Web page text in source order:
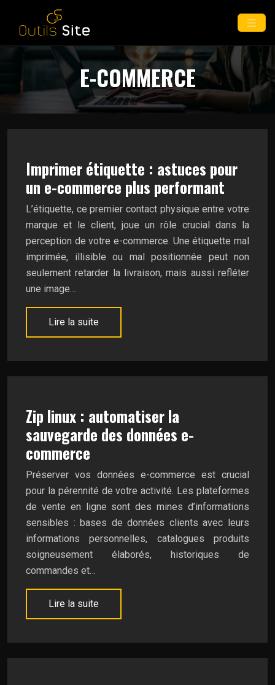
E-COMMERCE
Imprimer étiquette : astuces pour
un e-commerce plus performant
L’étiquette, ce premier contact physique entre votre
marque et le client, joue un rôle crucial dans la
perception de votre e-commerce. Une étiquette mal
imprimée, illisible ou mal positionnée peut non
seulement retarder la livraison, mais aussi refléter
une image…
Lire la suite
Zip linux : automatiser la
sauvegarde des données e-
commerce
Préserver vos données e-commerce est crucial
pour la pérennité de votre activité. Les plateformes
de vente en ligne sont des mines d’informations
sensibles : bases de données clients avec leurs
informations personnelles, catalogues produits
soigneusement élaborés, historiques de
commandes et…
Lire la suite